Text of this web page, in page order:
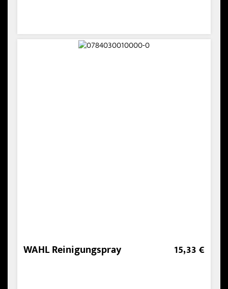
WAHL Reinigungspray 15,33 €